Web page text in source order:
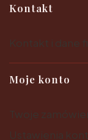
Kontakt
Moje konto